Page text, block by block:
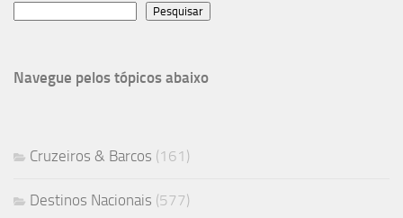
Pesquisar
Navegue pelos tópicos abaixo
Cruzeiros & Barcos (161)
Destinos Nacionais (577)